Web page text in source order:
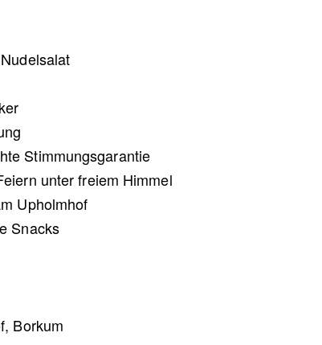
Stimmungsgarantie
unter freiem Himmel
Upholmhof
Snacks
Borkum